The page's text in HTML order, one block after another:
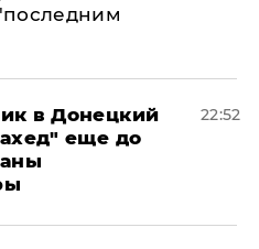
в Донецкий
еще до
22:52